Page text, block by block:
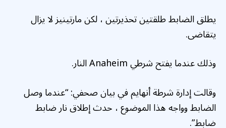
يطلق الضابط طلقتين تحذيرتين ، لكن مارتينيز لا يزال
يتقاضى.
وذلك عندما يفتح شرطي Anaheim النار.
وقالت إدارة شرطة أنهايم في بيان صحفي: “عندما وصل
الضابط وواجه هذا الموضوع ، حدث إطلاق نار ضابط
ضابط”.